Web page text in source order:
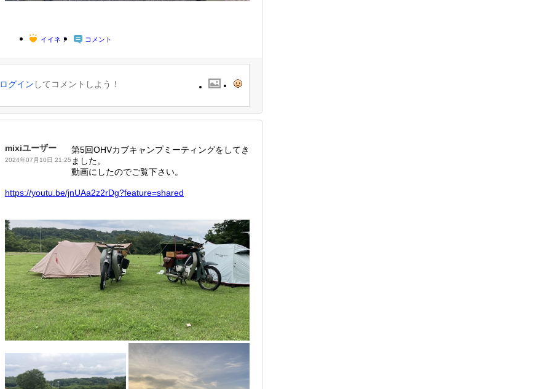
イイネ！ コメント
ログイン してコメントしよう！
mixiユーザー
2024年07月10日 21:25
第5回OHVカブキャンプミーティングをしてき
ました。
動画にしたのでご覧下さい。
https://youtu. be/jnUAa2z2rDg?feature=shared